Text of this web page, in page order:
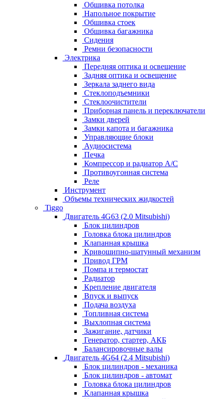
Обшивка потолка
Напольное покрытие
Обшивка стоек
Обшивка багажника
Сидения
Ремни безопасности
Электрика
Передняя оптика и освещение
Задняя оптика и освещение
Зеркала заднего вида
Стеклоподъемники
Стеклоочистители
Приборная панель и переключатели
Замки дверей
Замки капота и багажника
Управляющие блоки
Аудиосистема
Печка
Компрессор и радиатор А/C
Противоугонная система
Реле
Инструмент
Объемы технических жидкостей
Tiggo
Двигатель 4G63 (2.0 Mitsubishi)
Блок цилиндров
Головка блока цилиндров
Клапанная крышка
Кривошипно-шатунный механизм
Привод ГРМ
Помпа и термостат
Радиатор
Крепление двигателя
Впуск и выпуск
Подача воздуха
Топливная система
Выхлопная система
Зажигание, датчики
Генератор, стартер, АКБ
Балансировочные валы
Двигатель 4G64 (2.4 Mitsubishi)
Блок цилиндров - механика
Блок цилиндров - автомат
Головка блока цилиндров
Клапанная крышка